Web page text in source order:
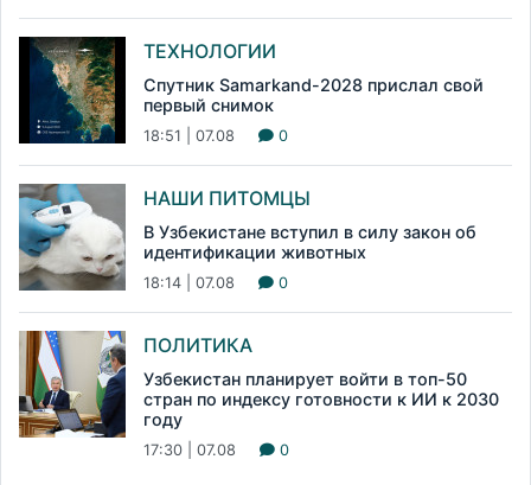
ТЕХНОЛОГИИ
Спутник Samarkand-2028 прислал свой
первый снимок
18:51 | 07.08 0
НАШИ ПИТОМЦЫ
В Узбекистане вступил в силу закон об
идентификации животных
18:14 | 07.08 0
ПОЛИТИКА
Узбекистан планирует войти в топ-50
стран по индексу готовности к ИИ к 2030
году
17:30 | 07.08 0